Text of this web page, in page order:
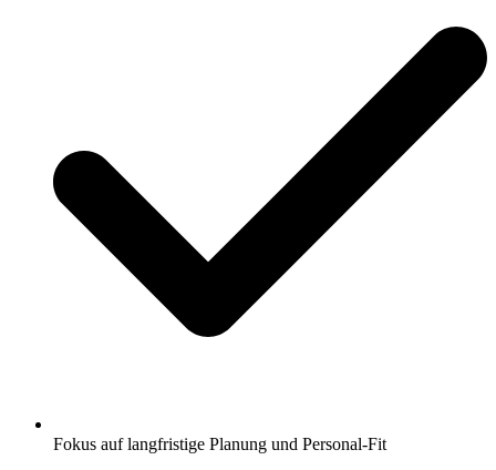
Fokus auf langfristige Planung und Personal-Fit